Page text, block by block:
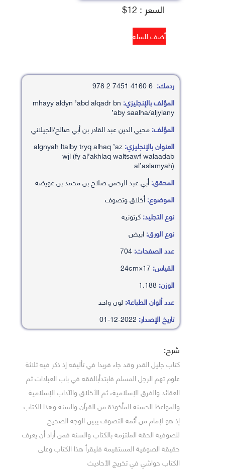
السعر : 12$
ردمك:
المؤلف بالإنجليزي: mhayy aldyn ’abd alqadr bn
’aby saalha/aljylany
المؤلف:محيي الدين عبد القادر بن أبي صالح/الجيلاني
العنوان بالإنجليزي:algnyah ltalby tryq alhaq ’az
wjl (fy al’akhlaq waltsawf walaadab
al’aslamyah)
المحقق:أبي عبد الرحمن صلاح بن محمد بن عويضة
الموضوع:أخلاق وتصوف
نوع التجليد:كرتونيه
نوع الورق:ابيض
عدد الصفحات:
القياس:
الوزن:
عدد ألوان الطباعة: لون واحد
تاريخ الإصدار:
شرح:
كتاب جليل القدر وقد جاء فريدا في تأليفه إذ ذكر فيه ثلاثة
علوم تهم الرجل المسلم فابتدأبالفقه في باب العبادات ثم
العقائد والفرق الإسلامية، ثم الأخلاق والآداب الإسلامية
والمواعظ الحسنة المأخوذة من القرآن والسنة وهذا الكتاب
إذ هو لإمام من أئمة التصوف يبين الوجه الصحيح
للصوفية الحقة الملتزمة بالكتاب والسنة فمن أراد أن يعرف
حقيقة الصوفية المستقيمة فليقرأ هذا الكتاب وعلى
الكتاب حواشي في تخريج الأحاديث